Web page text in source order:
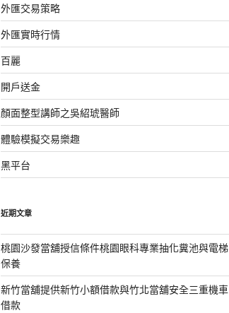
外匯交易策略
外匯實時行情
百麗
開戶送金
顏面整型講師之吳紹琥醫師
體驗模擬交易樂趣
黑平台
近期文章
桃園沙發當舖授信條件桃園眼科專業抽化糞池與電梯
保養
新竹當舖提供新竹小額借款與竹北當舖安全三重機車
借款